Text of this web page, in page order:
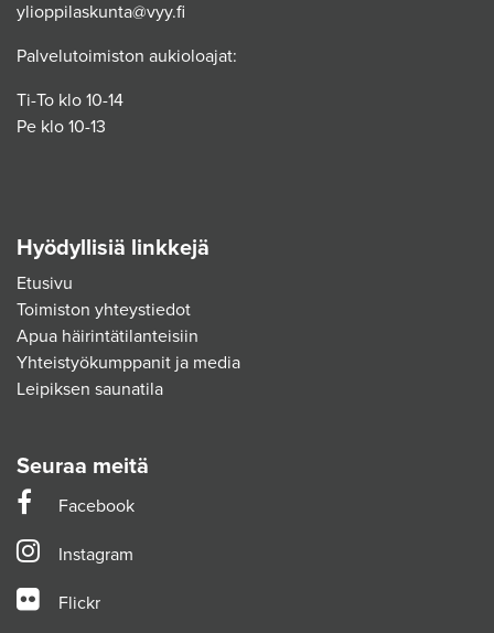
ylioppilaskunta@vyy.fi
Palvelutoimiston aukioloajat:
Ti-To klo 10-14
Pe klo 10-13
Hyödyllisiä linkkejä
Etusivu
Toimiston yhteystiedot
Apua häirintätilanteisiin
Yhteistyökumppanit ja media
Leipiksen saunatila
Seuraa meitä
Facebook
Instagram
Flickr